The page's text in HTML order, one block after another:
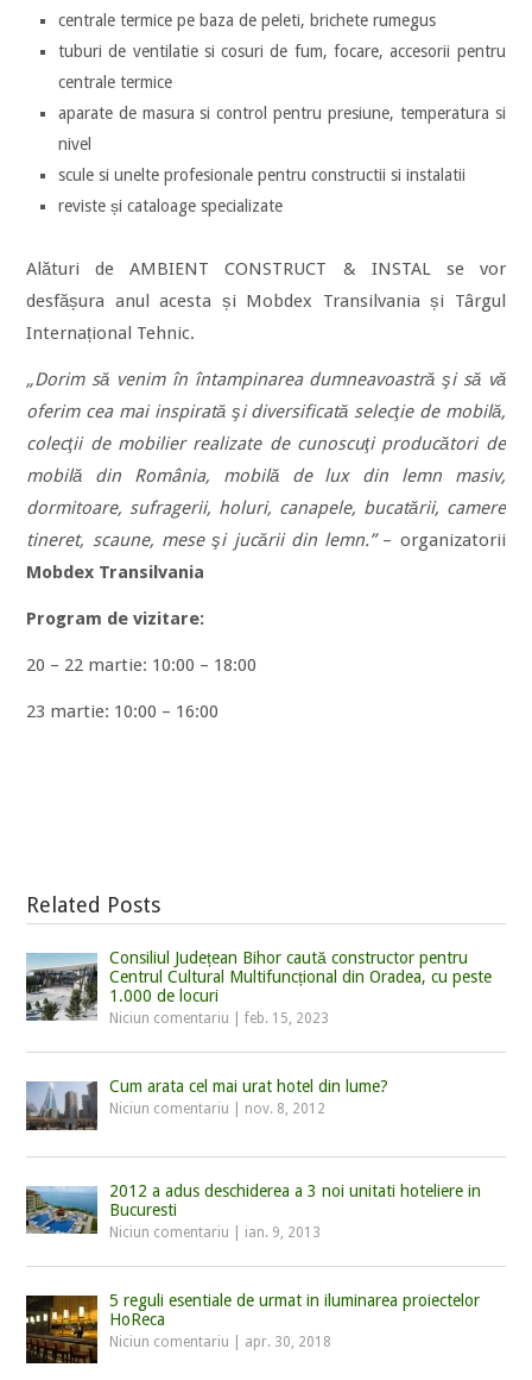
centrale termice pe baza de peleti, brichete rumegus
tuburi de ventilatie si cosuri de fum, focare, accesorii pentru
centrale termice
aparate de masura si control pentru presiune, temperatura si
nivel
scule si unelte profesionale pentru constructii si instalatii
reviste și cataloage specializate
Alături de AMBIENT CONSTRUCT & INSTAL se vor
desfășura anul acesta și Mobdex Transilvania și Târgul
Internațional Tehnic.
„Dorim să venim în întampinarea dumneavoastră şi să vă
oferim cea mai inspirată şi diversificată selecţie de mobilă,
colecţii de mobilier realizate de cunoscuţi producători de
mobilă din România, mobilă de lux din lemn masiv,
dormitoare, sufragerii, holuri, canapele, bucatării, camere
tineret, scaune, mese şi jucării din lemn.”– organizatorii
Mobdex Transilvania
Program de vizitare:
20 – 22 martie: 10:00 – 18:00
23 martie: 10:00 – 16:00
Related Posts
Consiliul Județean Bihor caută constructor pentru
Centrul Cultural Multifuncțional din Oradea, cu peste
1.000 de locuri
Niciun comentariu |feb. 15, 2023
Cum arata cel mai urat hotel din lume?
Niciun comentariu nov. 8, 2012
2012 a adus deschiderea a 3 noi unitati hoteliere in
Bucuresti
Niciun comentariu ian. 9, 2013
5 reguli esentiale de urmat in iluminarea proiectelor
HoReca
Niciun comentariu apr. 30, 2018